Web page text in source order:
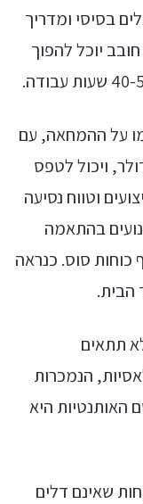
בסיסי ומדריך
חובב יוכל להפוך
על ההמחאה, עם
ויכול לטפס
וטווח נסיעה
בהתאמה
כוחות סוס. כנראה
הבית.
תתאים
הנמכרות
האותנטיות היא
שאינם דלים